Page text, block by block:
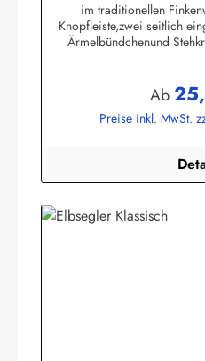
im traditionellen
Knopfleiste,zwei seitlich
Ärmelbündchenund
Ab
Preise inkl. MwSt.